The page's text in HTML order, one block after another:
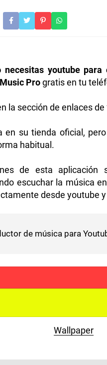
youtube para
Progratis en tu
la sección de enlaces
en su tienda oficial,
habitual.
de esta aplicación
escuchar la música
desde youtube
de música para
Wallpaper